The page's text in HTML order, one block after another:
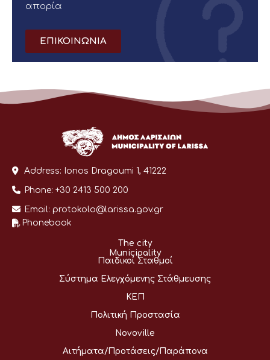
απορία
ΕΠΙΚΟΙΝΩΝΙΑ
Address: Ionos Dragoumi 1, 41222
Phone: +30 2413 500 200
Email: protokolo@larissa.gov.gr
Phonebook
The city
Municipality
Παιδικοί Σταθμοί
Σύστημα Ελεγχόμενης Στάθμευσης
ΚΕΠ
Πολιτική Προστασία
Novoville
Αιτήματα/Προτάσεις/Παράπονα